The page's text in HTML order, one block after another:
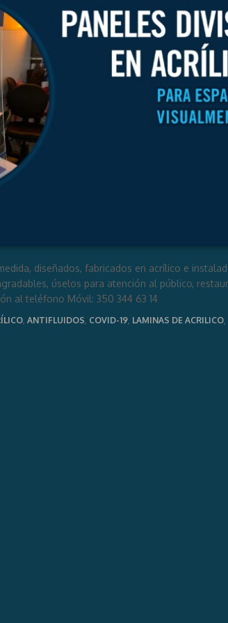
diseñados, fabricados en acrílico e
úselos para atención al público,
al teléfono Móvil: 350 344 63 14
ANTIFLUIDOS COVID-19 LAMINAS DE ACRILICO